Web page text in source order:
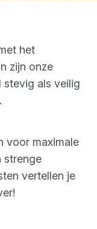
het
zijn onze
stevig als veilig
voor maximale
strenge
vertellen je